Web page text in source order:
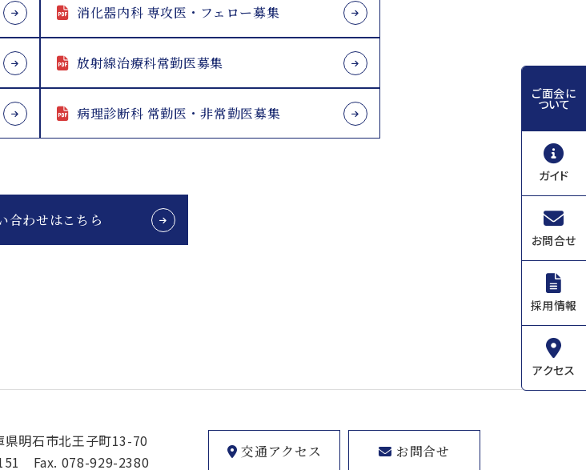
消化器内科 専攻医・フェロー募集
放射線治療科常勤医募集
病理診断科 常勤医・非常勤医募集
合わせはこちら
ご面会に
ついて
ガイド
お問合せ
採用情報
アクセス
県明石市北王子町13-70
Fax. 078-929-2380
交通アクセス お問合せ